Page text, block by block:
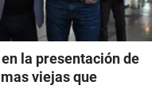
la presentación de
viejas que